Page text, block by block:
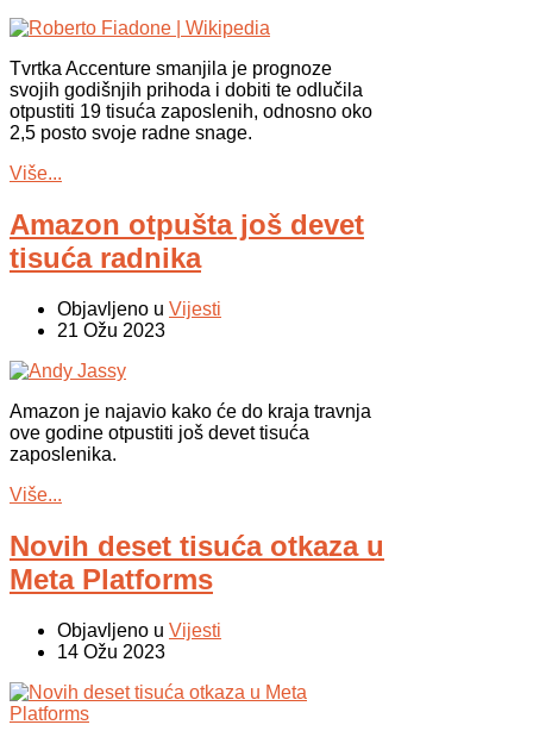
Tvrtka Accenture smanjila je prognoze
svojih godišnjih prihoda i dobiti te odlučila
otpustiti 19 tisuća zaposlenih, odnosno oko
2,5 posto svoje radne snage.
Više...
Amazon otpušta još devet
tisuća radnika
Objavljeno u Vijesti
21 Ožu 2023
Amazon je najavio kako će do kraja travnja
ove godine otpustiti još devet tisuća
zaposlenika.
Više...
Novih deset tisuća otkaza u
Meta Platforms
Objavljeno u Vijesti
14 Ožu 2023